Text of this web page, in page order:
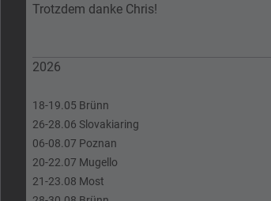
Trotzdem danke Chris!
2026
18-19.05 Brünn
26-28.06 Slovakiaring
06-08.07 Poznan
20-22.07 Mugello
21-23.08 Most